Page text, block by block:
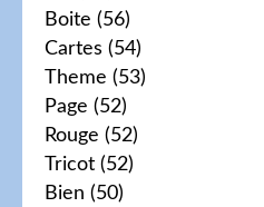
Boite (56)
Cartes (54)
Theme (53)
Page (52)
Rouge (52)
Tricot (52)
Bien (50)